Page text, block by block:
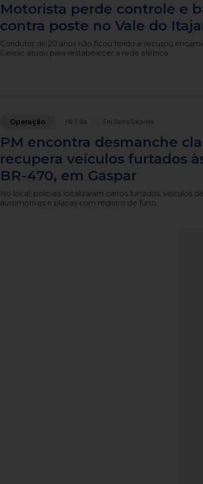
Motorista perde controle e
contra poste no Vale do
Condutor de 20 anos não ficou ferido e recusou
Celesc atuou para restabelecer a rede elétrica.
Operação Há 1 dia Em Santa Catarina
PM encontra desmanche
recupera veículos furtados
BR-470, em Gaspar
No local, policiais localizaram carros furtados, veículos
automotivas e placas com registro de furto